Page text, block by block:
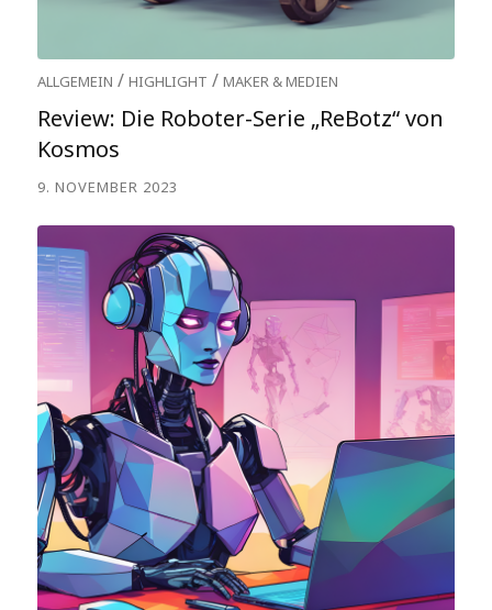
ALLGEMEIN / HIGHLIGHT / MAKER & MEDIEN
Review: Die Roboter-Serie „ReBotz“ von
Kosmos
9. NOVEMBER 2023